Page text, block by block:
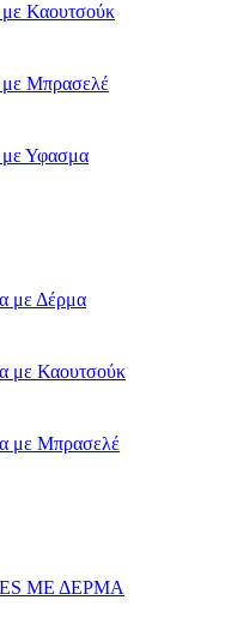
με Καουτσούκ
με Μπρασελέ
με Υφασμα
με Δέρμα
με Καουτσούκ
με Μπρασελέ
ΜΕ ΔΕΡΜΑ